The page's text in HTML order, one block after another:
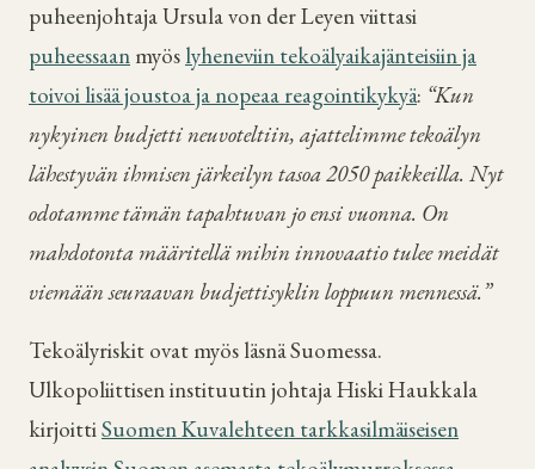
puheenjohtaja Ursula von der Leyen viittasi
puheessaan myös lyheneviin tekoälyaikajänteisiin ja
toivoi lisää joustoa ja nopeaa reagointikykyä: “Kun
nykyinen budjetti neuvoteltiin, ajattelimme tekoälyn
lähestyvän ihmisen järkeilyn tasoa 2050 paikkeilla. Nyt
odotamme tämän tapahtuvan jo ensi vuonna. On
mahdotonta määritellä mihin innovaatio tulee meidät
viemään seuraavan budjettisyklin loppuun mennessä.”
Tekoälyriskit ovat myös läsnä Suomessa.
Ulkopoliittisen instituutin johtaja Hiski Haukkala
kirjoittiSuomen Kuvalehteen tarkkasilmäiseisen